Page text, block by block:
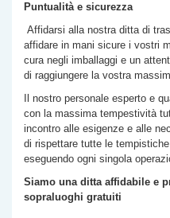
Puntualità e sicurezza
Affidarsi alla nostra ditta di
affidare in mani sicure i vostri
cura negli imballaggi e un
di raggiungere la vostra
Il nostro personale esperto e
con la massima tempestività
incontro alle esigenze e alle
di rispettare tutte le
eseguendo ogni singola
Siamo una ditta affidabile e
sopraluoghi gratuiti